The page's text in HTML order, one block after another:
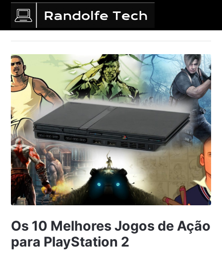
Os 10 Melhores Jogos de Ação
para PlayStation 2